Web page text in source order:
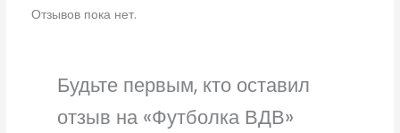
Отзывов пока нет.
Будьте первым, кто оставил
отзыв на «Футболка ВДВ»